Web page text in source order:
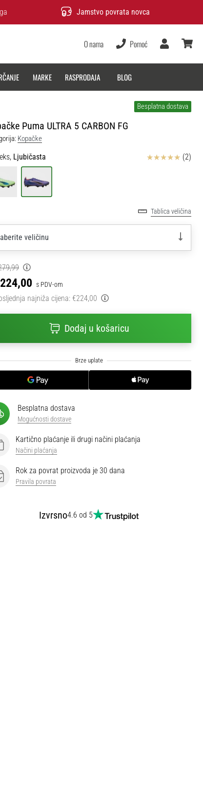
Jamstvo povrata novca
O nama Pomoć
Korisnik
MARKE RASPRODAJA BLOG
Besplatna dostava
Puma ULTRA 5 CARBON FG
Kopačke
Ljubičasta Ocjena proizvoda
(2)
Tablica veličina
veličinu
s PDV-om
najniža cijena: €224,00
Dodaj u košaricu
Besplatna dostava
Mogućnosti dostave
Kartično plaćanje ili drugi načini plaćanja
Načini plaćanja
Rok za povrat proizvoda je 30 dana
Pravila povrata
Izvrsno4.6 od 5